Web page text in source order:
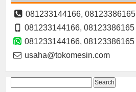
081233144166, 08123386165
081233144166, 08123386165
081233144166, 08123386165
usaha@tokomesin.com
for: